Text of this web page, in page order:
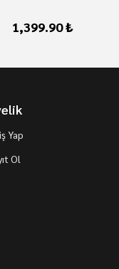
1,399.90 ₺
Yap
Ol